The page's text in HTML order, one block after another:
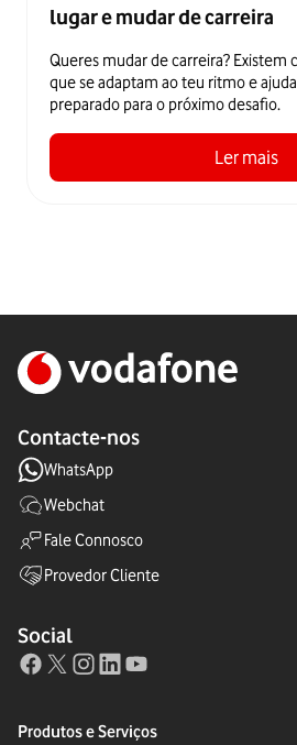
lugar e mudar de carreira
Queres mudar de carreira? Existem
que se adaptam ao teu ritmo e
preparado para o próximo desafio.
Ler mais
Contacte-nos
WhatsApp
Webchat
Fale Connosco
Provedor Cliente
Social
Produtos e Serviços